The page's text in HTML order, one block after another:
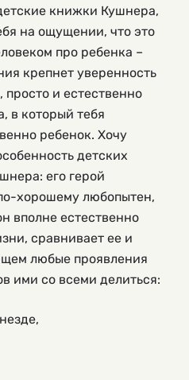
книжки Кушнера,
на ощущении, что это
про ребенка –
крепнет уверенность
просто и естественно
в который тебя
ребенок. Хочу
детских
его герой
хорошему любопытен,
вполне естественно
сравнивает ее и
любые проявления
ими со всеми делиться: